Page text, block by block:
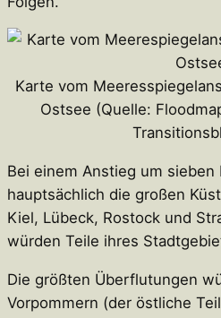
Karte vom
Ostsee (Quelle:
Bei einem Anstieg um sieben
hauptsächlich die großen
Kiel, Lübeck, Rostock und
würden Teile ihres
Die größten Überflutungen
Vorpommern (der östliche